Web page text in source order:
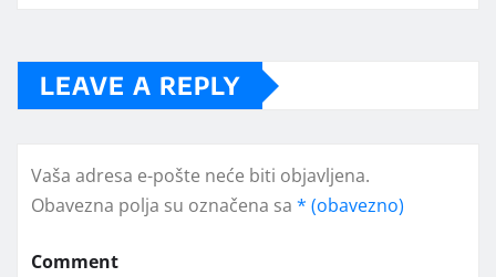
LEAVE A REPLY
Vaša adresa e-pošte neće biti objavljena.
Obavezna polja su označena sa * (obavezno)
Comment